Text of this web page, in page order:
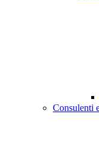
Consulenti